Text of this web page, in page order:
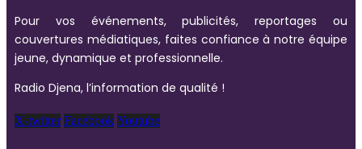
Pour vos événements, publicités, reportages ou
couvertures médiatiques, faites confiance à notre équipe
jeune, dynamique et professionnelle.
Radio Djena, l’information de qualité !
X-twitter Facebook Youtube